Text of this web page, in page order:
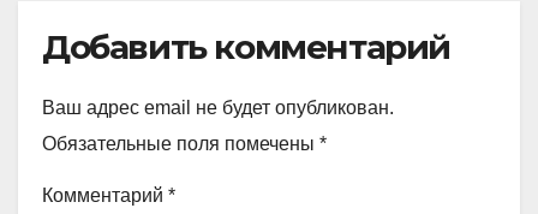
Добавить комментарий
Ваш адрес email не будет опубликован.
Обязательные поля помечены *
Комментарий *